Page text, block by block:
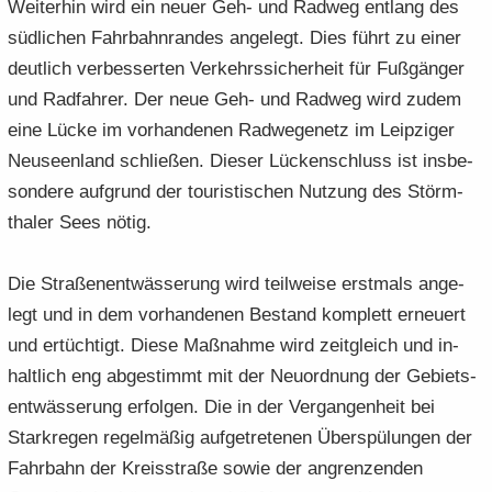
Wei­ter­hin wird ein neuer Geh- und Rad­weg ent­lang des
süd­li­chen Fahr­bahn­ran­des an­ge­legt. Dies führt zu einer
deut­lich ver­bes­ser­ten Ver­kehrs­si­cher­heit für Fuß­gän­ger
und Rad­fah­rer. Der neue Geh- und Rad­weg wird zudem
eine Lücke im vor­han­de­nen Rad­we­ge­netz im Leip­zi­ger
Neu­seen­land schlie­ßen. Die­ser Lü­cken­schluss ist ins­be­
son­de­re auf­grund der tou­ris­ti­schen Nut­zung des Störm­
tha­ler Sees nötig.
Die Stra­ßen­ent­wäs­se­rung wird teil­wei­se erst­mals an­ge­
legt und in dem vor­han­de­nen Be­stand kom­plett er­neu­ert
und er­tüch­tigt. Diese Maß­nah­me wird zeit­gleich und in­
halt­lich eng ab­ge­stimmt mit der Neu­ord­nung der Ge­biets­
ent­wäs­se­rung er­fol­gen. Die in der Ver­gan­gen­heit bei
Stark­re­gen re­gel­mä­ßig auf­ge­tre­te­nen Über­spü­lun­gen der
Fahr­bahn der Kreis­stra­ße sowie der an­gren­zen­den